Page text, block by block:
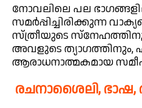
നോവലിലെ പല
സമർപ്പിച്ചിരിക്കുന്ന
സ്ത്രീയുടെ
അവളുടെ
ആരാധനാത്മകമായ
രചനാശൈലി,